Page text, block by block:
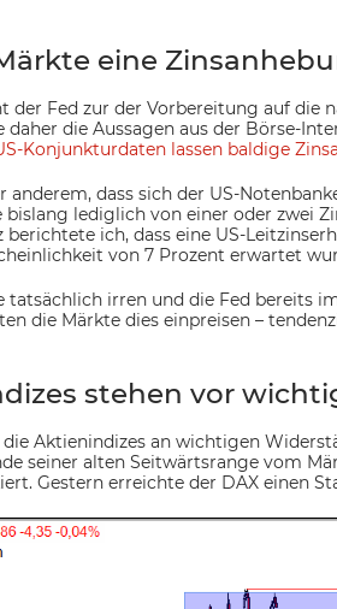
eine
der Fed zur der Vorbereitung auf die
daher die Aussagen aus der Börse-
Konjunkturdaten lassen baldige
anderem, dass sich der US-
bislang lediglich von einer oder zwei
berichtete ich, dass eine US-
von 7 Prozent erwartet
tatsächlich irren und die Fed bereits
die Märkte dies einpreisen –
stehen vor
die Aktienindizes an wichtigen
seiner alten Seitwärtsrange vom
Gestern erreichte der DAX einen